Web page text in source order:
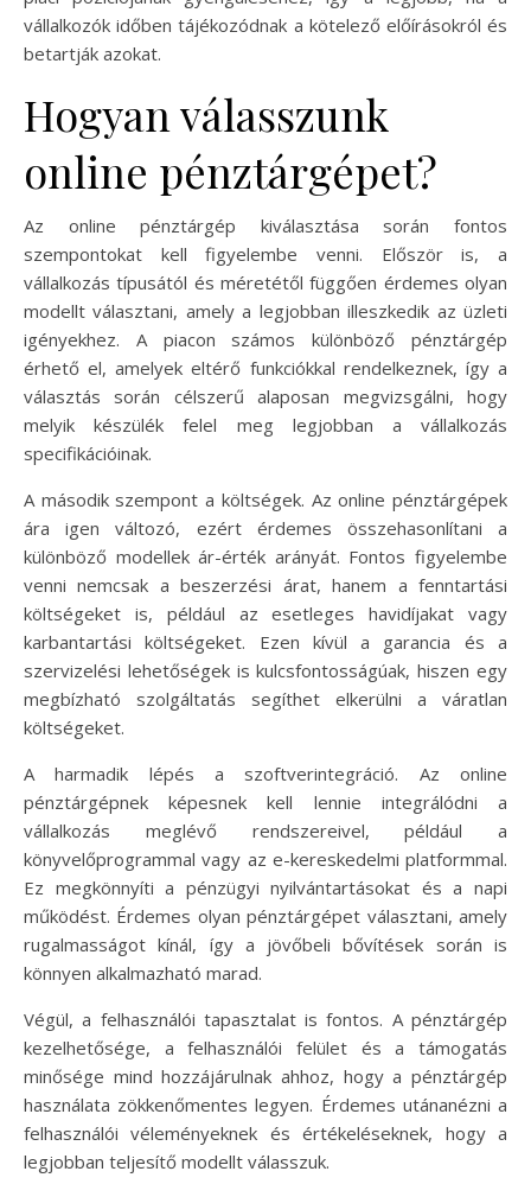
vállalkozók időben tájékozódnak a kötelező előírásokról és
betartják azokat.
Hogyan válasszunk
online pénztárgépet?
Az online pénztárgép kiválasztása során fontos
szempontokat kell figyelembe venni. Először is, a
vállalkozás típusától és méretétől függően érdemes olyan
modellt választani, amely a legjobban illeszkedik az üzleti
igényekhez. A piacon számos különböző pénztárgép
érhető el, amelyek eltérő funkciókkal rendelkeznek, így a
választás során célszerű alaposan megvizsgálni, hogy
melyik készülék felel meg legjobban a vállalkozás
specifikációinak.
A második szempont a költségek. Az online pénztárgépek
ára igen változó, ezért érdemes összehasonlítani a
különböző modellek ár-érték arányát. Fontos figyelembe
venni nemcsak a beszerzési árat, hanem a fenntartási
költségeket is, például az esetleges havidíjakat vagy
karbantartási költségeket. Ezen kívül a garancia és a
szervizelési lehetőségek is kulcsfontosságúak, hiszen egy
megbízható szolgáltatás segíthet elkerülni a váratlan
költségeket.
A harmadik lépés a szoftverintegráció. Az online
pénztárgépnek képesnek kell lennie integrálódni a
vállalkozás meglévő rendszereivel, például a
könyvelőprogrammal vagy az e-kereskedelmi platformmal.
Ez megkönnyíti a pénzügyi nyilvántartásokat és a napi
működést. Érdemes olyan pénztárgépet választani, amely
rugalmasságot kínál, így a jövőbeli bővítések során is
könnyen alkalmazható marad.
Végül, a felhasználói tapasztalat is fontos. A pénztárgép
kezelhetősége, a felhasználói felület és a támogatás
minősége mind hozzájárulnak ahhoz, hogy a pénztárgép
használata zökkenőmentes legyen. Érdemes utánanézni a
felhasználói véleményeknek és értékeléseknek, hogy a
legjobban teljesítő modellt válasszuk.